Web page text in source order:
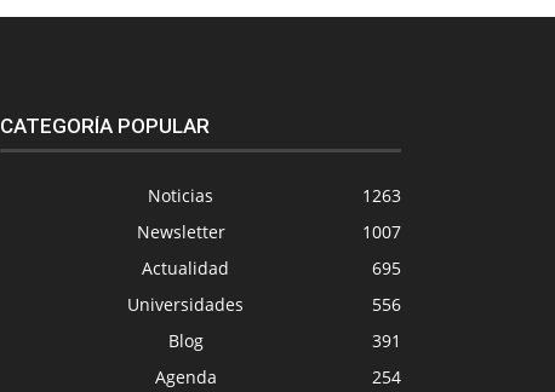
CATEGORÍA POPULAR
Noticias
1263
Newsletter
1007
Actualidad
695
Universidades
556
Blog
391
Agenda
254